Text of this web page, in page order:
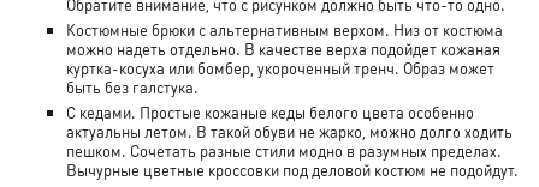
Обратите внимание, что с рисунком должно быть что-то одно.
Костюмные брюки с альтернативным верхом. Низ от костюма
можно надеть отдельно. В качестве верха подойдет кожаная
куртка-косуха или бомбер, укороченный тренч. Образ может
быть без галстука.
С кедами. Простые кожаные кеды белого цвета особенно
актуальны летом. В такой обуви не жарко, можно долго ходить
пешком. Сочетать разные стили модно в разумных пределах.
Вычурные цветные кроссовки под деловой костюм не подойдут.